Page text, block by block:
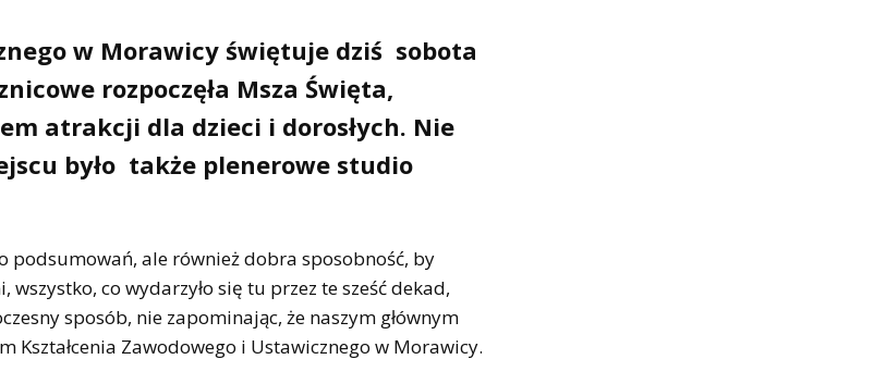
w Morawicy świętuje dziś sobota
rozpoczęła Msza Święta,
atrakcji dla dzieci i dorosłych. Nie
było także plenerowe studio
podsumowań, ale również dobra sposobność, by
co wydarzyło się tu przez te sześć dekad,
sposób, nie zapominając, że naszym głównym
Kształcenia Zawodowego i Ustawicznego w Morawicy.